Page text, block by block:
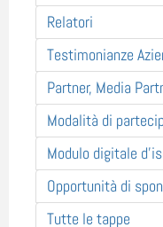
Relatori
Testimonianze
Partner, Media
Modalità di
Modulo digitale
Opportunità di
Tutte le tappe